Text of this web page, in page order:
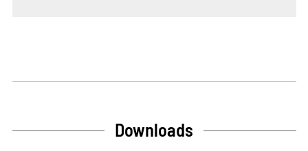
Downloads